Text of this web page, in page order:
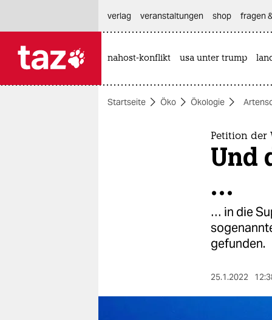
themen
nord
verlag
veranstaltungen shop fragen
nahost-konflikt usa unter trump
Startseite Öko Ökologie
Petition der
Und
…
… in die
gefunden.
25.1.2022